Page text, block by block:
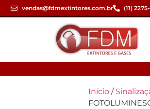
vendas@fdmextintores.com.br (11)
Início /